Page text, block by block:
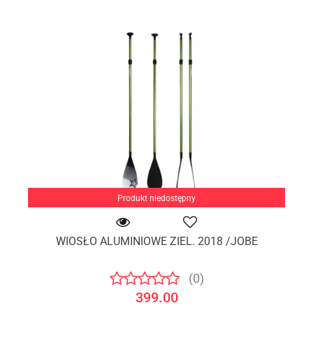
Produkt niedostępny
WIOSŁO ALUMINIOWE ZIEL. 2018 /JOBE
(0)
399.00